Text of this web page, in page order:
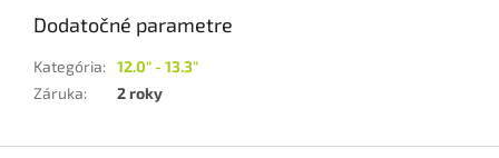
Dodatočné parametre
Kategória: 12.0" - 13.3"
Záruka: 2 roky